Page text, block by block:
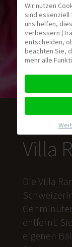
Villa
Die Villa
entfernt.
eigenen
Wir nutzen
sind essenziell
uns helfen,
verbessern
entscheiden,
beachten Sie,
mehr alle